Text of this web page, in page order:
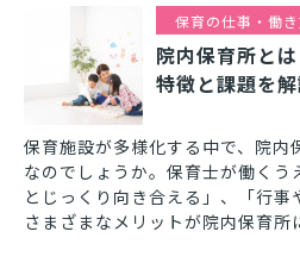
保育の仕事・働
院内保育所と
特徴と課題を解
保育施設が多様化する中で、院内
なのでしょうか。保育士が働くう
とじっくり向き合える」、「行
さまざまなメリットが院内保育所